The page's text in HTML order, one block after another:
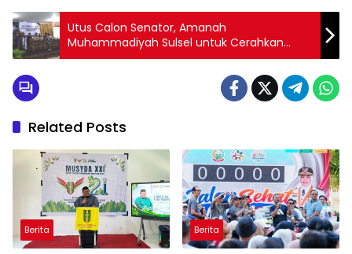
Utus Calon Senator, Amanah
Muhammadiyah Sulsel untuk Cerahkan
Bangsa
Related Posts
Berita Berita